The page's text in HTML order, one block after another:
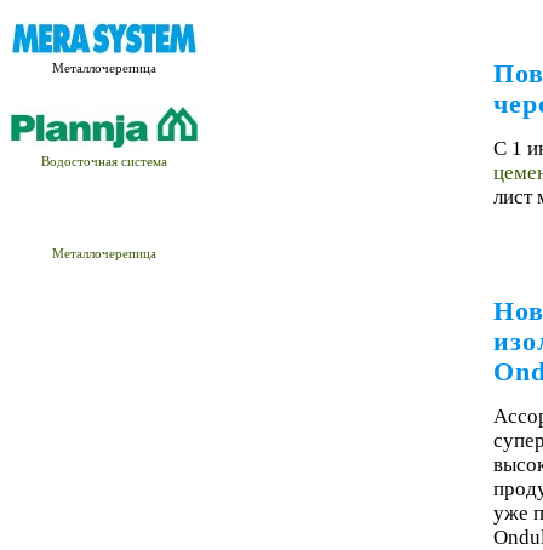
Металлочерепица
Водосточная система
Металлочерепица
С 1
уже